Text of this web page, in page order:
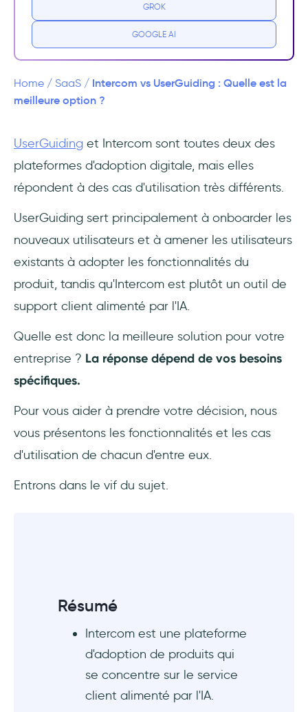
Cas d'utilisation d'UserGuiding
Tarifs
Conclusion
Questions Fréquentes
Lequel est le meilleur pour l'onboarding,
Les enquêtes d'Intercom sont-elles bonnes
?
Les visites guidées d'Intercom sont-elles
bonnes ?
GROK
GOOGLE AI
Home / SaaS / Intercom vs UserGuiding : Quelle est la
meilleure option ?
UserGuiding et Intercom sont toutes deux des
plateformes d'adoption digitale, mais elles
répondent à des cas d'utilisation très différents.
UserGuiding sert principalement à onboarder les
nouveaux utilisateurs et à amener les utilisateurs
existants à adopter les fonctionnalités du
produit, tandis qu'Intercom est plutôt un outil de
support client alimenté par l'IA.
Quelle est donc la meilleure solution pour votre
entreprise ? La réponse dépend de vos besoins
spécifiques.
Pour vous aider à prendre votre décision, nous
vous présentons les fonctionnalités et les cas
d'utilisation de chacun d'entre eux.
Entrons dans le vif du sujet.
Résumé
Intercom est une plateforme
d'adoption de produits qui
se concentre sur le service
client alimenté par l'IA.